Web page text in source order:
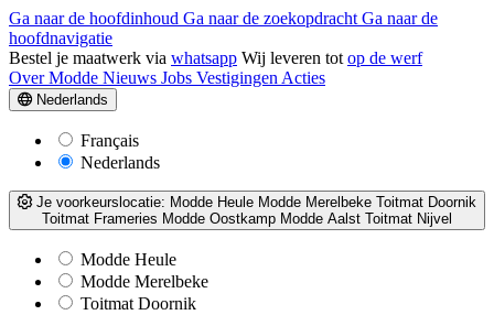
Ga naar de hoofdinhoud Ga naar de zoekopdracht Ga naar de
hoofdnavigatie
Bestel je maatwerk via whatsapp Wij leveren tot op de werf
Over Modde Nieuws Jobs Vestigingen Acties
Nederlands
Français
Nederlands
Je voorkeurslocatie: Modde Heule Modde Merelbeke Toitmat Doornik
Toitmat Frameries Modde Oostkamp Modde Aalst Toitmat Nijvel
Modde Heule
Modde Merelbeke
Toitmat Doornik